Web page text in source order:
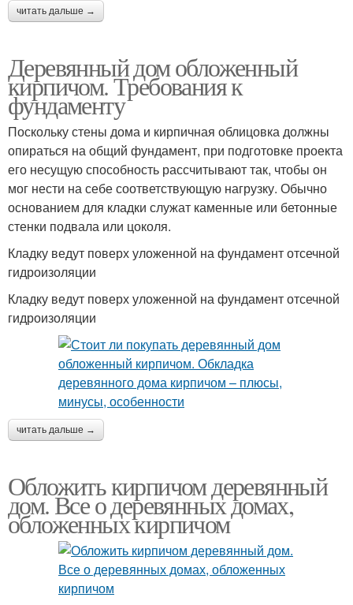
читать дальше →
Деревянный дом обложенный
кирпичом. Требования к
фундаменту
Поскольку стены дома и кирпичная облицовка должны
опираться на общий фундамент, при подготовке проекта
его несущую способность рассчитывают так, чтобы он
мог нести на себе соответствующую нагрузку. Обычно
основанием для кладки служат каменные или бетонные
стенки подвала или цоколя.
Кладку ведут поверх уложенной на фундамент отсечной
гидроизоляции
Кладку ведут поверх уложенной на фундамент отсечной
гидроизоляции
читать дальше →
Обложить кирпичом деревянный
дом. Все о деревянных домах,
обложенных кирпичом